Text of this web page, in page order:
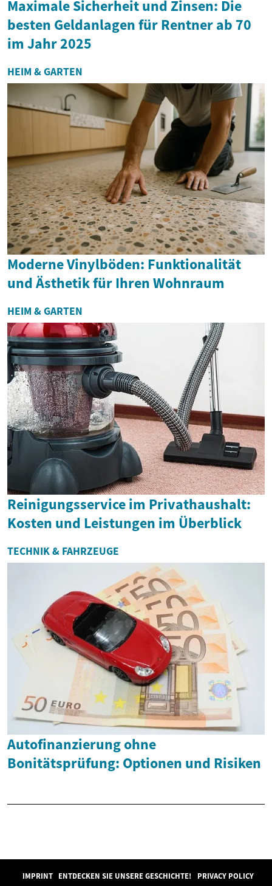
Maximale Sicherheit und Zinsen: Die
besten Geldanlagen für Rentner ab 70
im Jahr 2025
HEIM & GARTEN
Moderne Vinylböden: Funktionalität
und Ästhetik für Ihren Wohnraum
HEIM & GARTEN
Reinigungsservice im Privathaushalt:
Kosten und Leistungen im Überblick
TECHNIK & FAHRZEUGE
Autofinanzierung ohne
Bonitätsprüfung: Optionen und Risiken
IMPRINT ENTDECKEN SIE UNSERE GESCHICHTE! PRIVACY POLICY